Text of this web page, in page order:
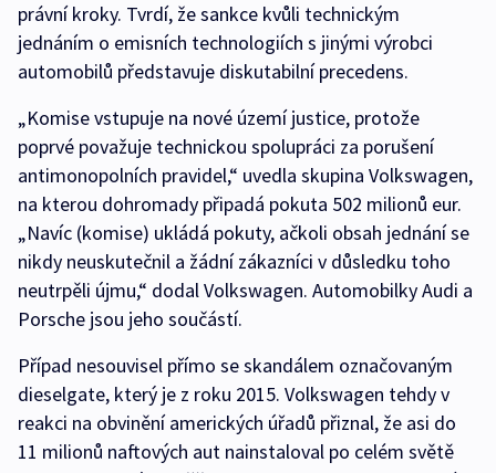
právní kroky. Tvrdí, že sankce kvůli technickým
jednáním o emisních technologiích s jinými výrobci
automobilů představuje diskutabilní precedens.
„Komise vstupuje na nové území justice, protože
poprvé považuje technickou spolupráci za porušení
antimonopolních pravidel,“ uvedla skupina Volkswagen,
na kterou dohromady připadá pokuta 502 milionů eur.
„Navíc (komise) ukládá pokuty, ačkoli obsah jednání se
nikdy neuskutečnil a žádní zákazníci v důsledku toho
neutrpěli újmu,“ dodal Volkswagen. Automobilky Audi a
Porsche jsou jeho součástí.
Případ nesouvisel přímo se skandálem označovaným
dieselgate, který je z roku 2015. Volkswagen tehdy v
reakci na obvinění amerických úřadů přiznal, že asi do
11 milionů naftových aut nainstaloval po celém světě